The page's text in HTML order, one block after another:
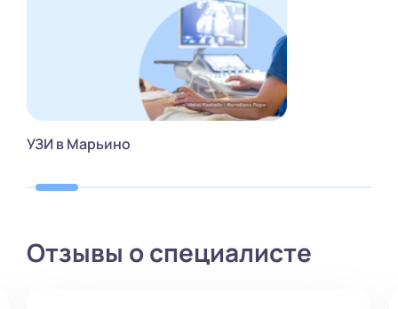
УЗИ в Марьино
Отзывы о специалисте